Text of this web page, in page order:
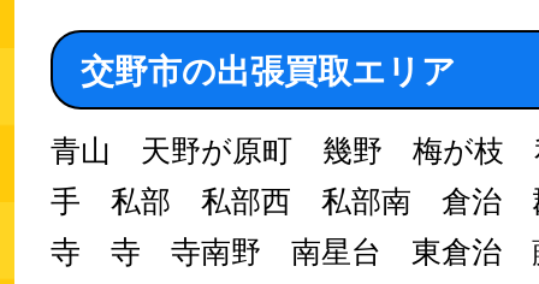
交野市の出張買取エリア
青山 天野が原町 幾野 梅が枝
手 私部 私部西 私部南 倉治
寺 寺 寺南野 南星台 東倉治